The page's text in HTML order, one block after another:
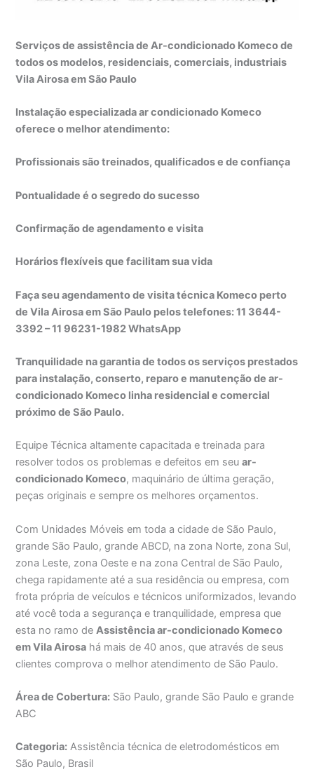
Serviços de assistência de Ar-condicionado Komeco de
todos os modelos, residenciais, comerciais, industriais
Vila Airosa em São Paulo
Instalação especializada ar condicionado Komeco
oferece o melhor atendimento:
Profissionais são treinados, qualificados e de confiança
Pontualidade é o segredo do sucesso
Confirmação de agendamento e visita
Horários flexíveis que facilitam sua vida
Faça seu agendamento de visita técnica Komeco perto
de Vila Airosa em São Paulo pelos telefones: 11 3644-
3392 – 11 96231-1982 WhatsApp
Tranquilidade na garantia de todos os serviços prestados
para instalação, conserto, reparo e manutenção de ar-
condicionado Komeco linha residencial e comercial
próximo de São Paulo.
Equipe Técnica altamente capacitada e treinada para
resolver todos os problemas e defeitos em seuar-
condicionado Komeco, maquinário de última geração,
peças originais e sempre os melhores orçamentos.
Com Unidades Móveis em toda a cidade de São Paulo,
grande São Paulo, grande ABCD, na zona Norte, zona Sul,
zona Leste, zona Oeste e na zona Central de São Paulo,
chega rapidamente até a sua residência ou empresa, com
frota própria de veículos e técnicos uniformizados, levando
até você toda a segurança e tranquilidade, empresa que
esta no ramo deAssistência ar-condicionado Komeco
em Vila Airosa há mais de 40 anos, que através de seus
clientes comprova o melhor atendimento de São Paulo.
Área de Cobertura: São Paulo, grande São Paulo e grande
ABC
Categoria: Assistência técnica de eletrodomésticos em
São Paulo, Brasil